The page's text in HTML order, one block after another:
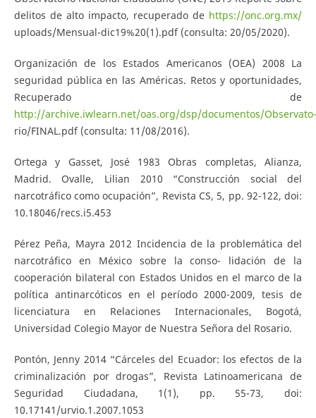
delitos de alto impacto, recuperado de https://onc.org.mx/
uploads/Mensual-dic19%20(1).pdf (consulta: 20/05/2020).
Organización de los Estados Americanos (OEA) 2008 La
seguridad pública en las Américas. Retos y oportunidades,
Recuperado de
http://archive.iwlearn.net/oas.org/dsp/documentos/Observato-
rio/FINAL.pdf (consulta: 11/08/2016).
Ortega y Gasset, José 1983 Obras completas, Alianza,
Madrid. Ovalle, Lilian 2010 “Construcción social del
narcotráfico como ocupación”, Revista CS, 5, pp. 92-122, doi:
10.18046/recs.i5.453
Pérez Peña, Mayra 2012 Incidencia de la problemática del
narcotráfico en México sobre la conso- lidación de la
cooperación bilateral con Estados Unidos en el marco de la
política antinarcóticos en el período 2000-2009, tesis de
licenciatura en Relaciones Internacionales, Bogotá,
Universidad Colegio Mayor de Nuestra Señora del Rosario.
Pontón, Jenny 2014 “Cárceles del Ecuador: los efectos de la
criminalización por drogas”, Revista Latinoamericana de
Seguridad Ciudadana, 1(1), pp. 55-73, doi:
10.17141/urvio.1.2007.1053